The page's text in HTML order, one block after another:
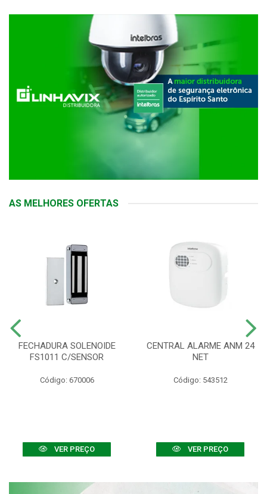
AS MELHORES OFERTAS
FECHADURA SOLENOIDE
FS1011 C/SENSOR
Código: 670006
VER PREÇO
CENTRAL ALARME ANM 24
NET
Código: 543512
VER PREÇO